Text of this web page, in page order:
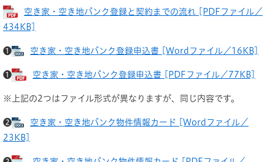
空き家・空き地バンク登録と契約までの流れ [PDFファイル／
434KB]
❶ 空き家・空き地バンク登録申込書 [Wordファイル／16KB]
❶ 空き家・空き地バンク登録申込書 [PDFファイル／77KB]
※上記の2つはファイル形式が異なりますが、同じ内容です。
❷
空き家・空き地バンク物件情報カード [Wordファイル／
23KB]